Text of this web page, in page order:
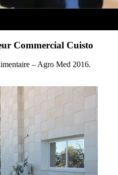
Commercial Cuisto
– Agro Med 2016.